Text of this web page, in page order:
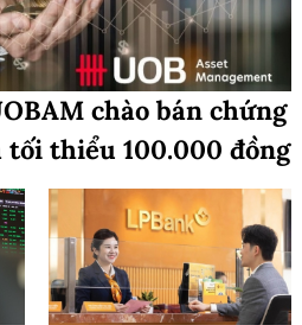
chào bán chứng
thiểu 100.000 đồng